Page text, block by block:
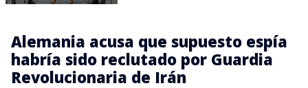
Alemania acusa que supuesto espía
habría sido reclutado por Guardia
Revolucionaria de Irán